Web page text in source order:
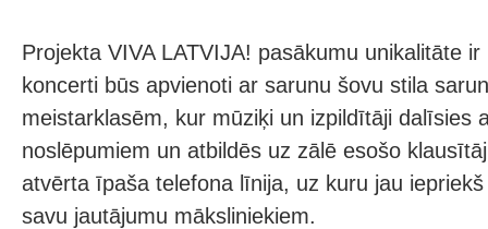
Projekta VIVA LATVIJA! pasākumu unikalitāte
koncerti būs apvienoti ar sarunu šovu stila
meistarklasēm, kur mūziķi un izpildītāji dalīsies
noslēpumiem un atbildēs uz zālē esošo
atvērta īpaša telefona līnija, uz kuru jau
savu jautājumu māksliniekiem.